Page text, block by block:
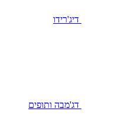
דיג'רידו
דג'מבה ותופים